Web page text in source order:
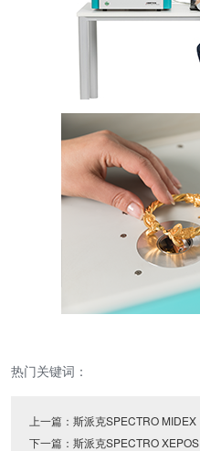
热门关键词：
上一篇： 斯派克SPECTRO MIDEX
下一篇： 斯派克SPECTRO XEPOS